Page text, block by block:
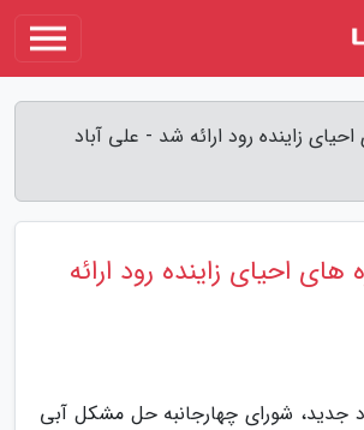
زاینده رود ارائه شد - علی آباد
های احیای زاینده رود ارائه
جدید، شورای چهارجانبه حل مشکل آبی